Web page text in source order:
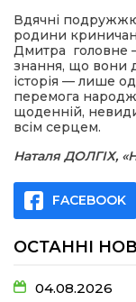
Вдячні
родини
Дмитра головне
знання, що вони
історія — лише
перемога
щоденній,
всім серцем.
Наталя ДОЛГІХ,
FACEBOOK
ОСТАННІ
04.08.2026